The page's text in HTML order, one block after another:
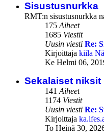
Sisustusnurkka
RMT:n sisustusnurkka
175Aiheet
1685 Viestit
Uusin viesti Re:
Kirjoittaja kiila
Ke Helmi 06,
Sekalaiset niksit
141Aiheet
1174 Viestit
Uusin viesti Re:
Kirjoittaja
To Heinä 30,